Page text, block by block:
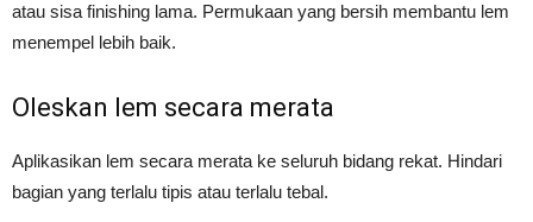
atau sisa finishing lama. Permukaan yang bersih membantu lem
menempel lebih baik.
Oleskan lem secara merata
Aplikasikan lem secara merata ke seluruh bidang rekat. Hindari
bagian yang terlalu tipis atau terlalu tebal.